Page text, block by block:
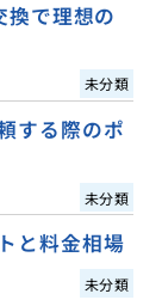
換で理想の
未分類
する際のポ
未分類
と料金相場
未分類